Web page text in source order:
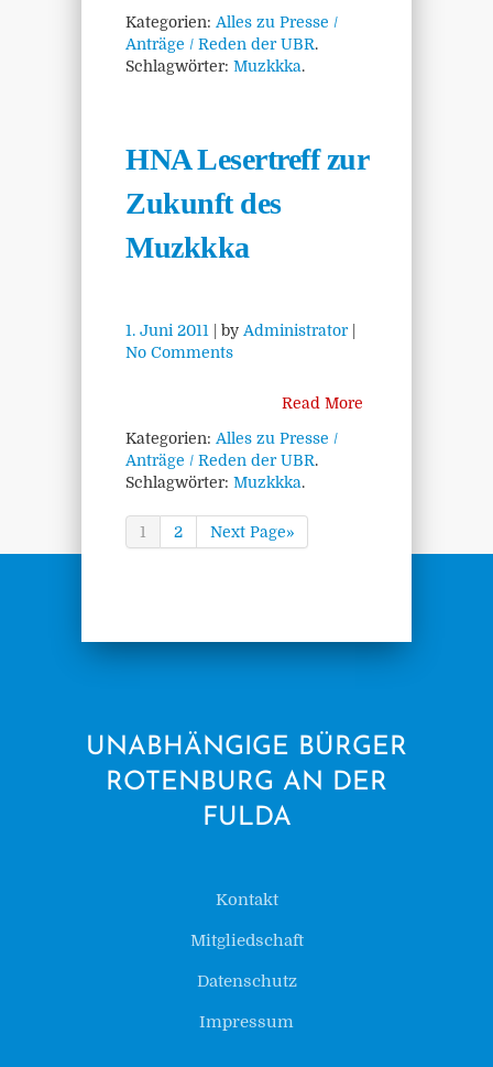
Kategorien: Alles zu Presse /
Anträge / Reden der UBR.
Schlagwörter: Muzkkka.
HNA Lesertreff zur
Zukunft des
Muzkkka
1. Juni 2011 | by Administrator|
No Comments
Read More
Kategorien: Alles zu Presse /
Anträge / Reden der UBR.
Schlagwörter: Muzkkka.
1 2 Next Page»
UNABHÄNGIGE BÜRGER
ROTENBURG AN DER
FULDA
Kontakt
Mitgliedschaft
Datenschutz
Impressum